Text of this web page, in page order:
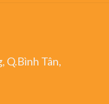
Q.Bình Tân,